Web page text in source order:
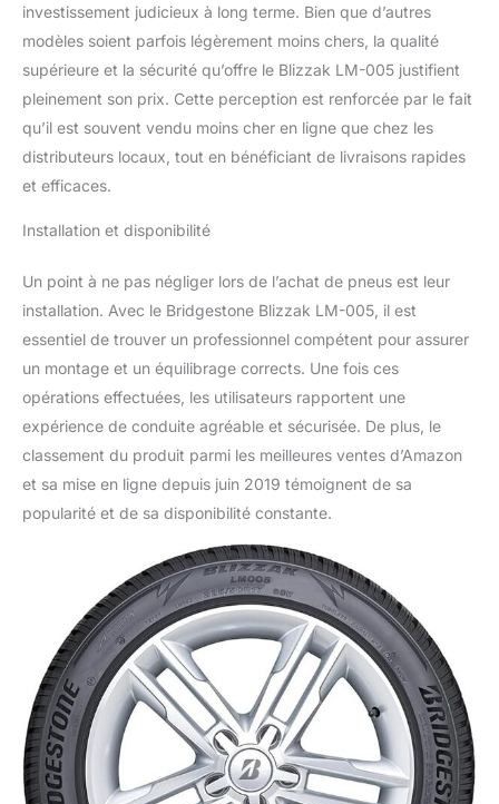
investissement judicieux à long terme. Bien que d’autres
modèles soient parfois légèrement moins chers, la qualité
supérieure et la sécurité qu’offre le Blizzak LM-005 justifient
pleinement son prix. Cette perception est renforcée par le fait
qu’il est souvent vendu moins cher en ligne que chez les
distributeurs locaux, tout en bénéficiant de livraisons rapides
et efficaces.
Installation et disponibilité
Un point à ne pas négliger lors de l’achat de pneus est leur
installation. Avec le Bridgestone Blizzak LM-005, il est
essentiel de trouver un professionnel compétent pour assurer
un montage et un équilibrage corrects. Une fois ces
opérations effectuées, les utilisateurs rapportent une
expérience de conduite agréable et sécurisée. De plus, le
classement du produit parmi les meilleures ventes d’Amazon
et sa mise en ligne depuis juin 2019 témoignent de sa
popularité et de sa disponibilité constante.